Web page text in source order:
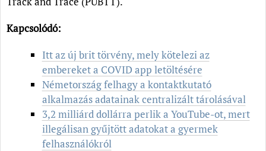
Kapcsolódó:
Itt az új brit törvény, mely kötelezi az
embereket a COVID app letöltésére
Németország felhagy a kontaktkutató
alkalmazás adatainak centralizált tárolásával
3,2 milliárd dollárra perlik a YouTube-ot, mert
illegálisan gyűjtött adatokat a gyermek
felhasználókról